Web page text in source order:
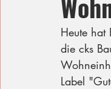
Heute hat
die cks
Label